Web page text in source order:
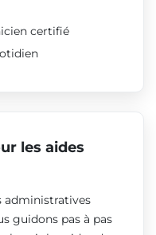
certifié
les aides
administratives
guidons pas à pas